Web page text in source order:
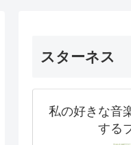
スターネス
私の好きな音
する